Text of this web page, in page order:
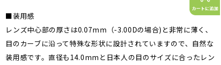
■装用感
レンズ中心部の厚さは0.07mm（-3.00Dの場合)と非常に薄く、
目のカーブに沿って特殊な形状に設計されていますので、自然な
装用感です。直径も14.0mmと日本人の目のサイズに合ったレン